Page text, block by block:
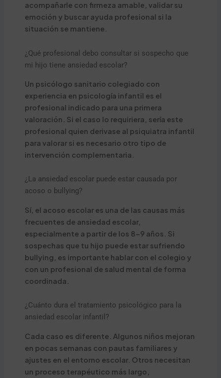
acompañarle con firmeza amable, validar su
emoción y buscar ayuda profesional si la
situación se mantiene.
¿Qué profesional debo consultar si sospecho que
mi hijo tiene ansiedad escolar?
Un psicólogo sanitario colegiado con
experiencia en psicología infantil es el
profesional indicado para una primera
valoración. Si el caso lo requiriera, sería este
profesional quien derivase al psiquiatra infantil
para valorar si es necesario otro tipo de
intervención complementaria.
¿La ansiedad escolar puede estar causada por
acoso o bullying?
Sí, el acoso escolar es una de las causas más
frecuentes de ansiedad escolar,
especialmente a partir de los 8-9 años. Si
sospechas que tu hijo puede estar sufriendo
bullying, es importante hablar con el colegio y
con un profesional de salud mental de forma
coordinada.
¿Cuánto dura el tratamiento psicológico para la
ansiedad escolar infantil?
Cada caso es diferente. Algunos niños mejoran
en pocas semanas con pautas familiares y
ajustes en el entorno escolar. Otros necesitan
un proceso terapéutico más largo,